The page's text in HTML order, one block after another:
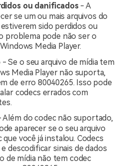
ou danificados- A
se um ou mais arquivos do
sido perdidos ou
problema pode não ser o
Media Player.
- Se o seu arquivo de mídia tem
Media Player não suporta,
de erro 80040265. Isso pode
codecs errados com
do codec não suportado,
aparecer se o seu arquivo
você já instalou. Codecs
descodificar sinais de dados
de mídia não tem codec